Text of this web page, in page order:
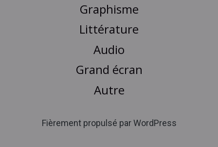
Graphisme
Littérature
Audio
Grand écran
Autre
Fièrement propulsé par WordPress